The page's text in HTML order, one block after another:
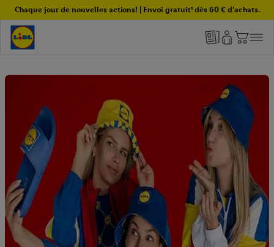
Chaque jour de nouvelles actions! | Envoi gratuit¹ dès 60 € d'achats.